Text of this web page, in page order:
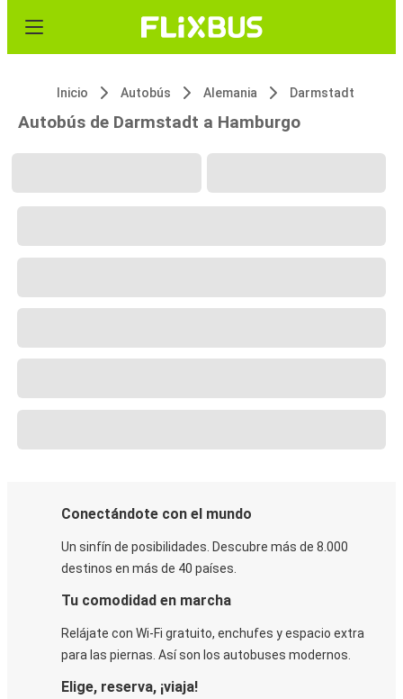
Inicio Autobús Alemania Darmstadt
Autobús de Darmstadt a Hamburgo
Conectándote con el mundo
Un sinfín de posibilidades. Descubre más de 8.000
destinos en más de 40 países.
Tu comodidad en marcha
Relájate con Wi-Fi gratuito, enchufes y espacio extra
para las piernas. Así son los autobuses modernos.
Elige, reserva, ¡viaja!